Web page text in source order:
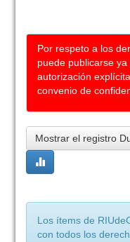
Por respeto a los
puede publicarse
autorización
convenio de
Mostrar el registro
Los ítems de
con todos los